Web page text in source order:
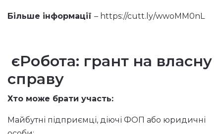
Більше інформації – https://cutt.ly/wwoMM0nL
єРобота: грант на власну
справу
Хто може брати участь:
Майбутні підприємці, діючі ФОП або юридичні